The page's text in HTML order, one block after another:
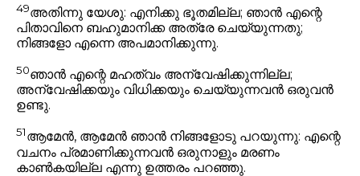
49അതിന്നു യേശു: എനിക്കു ഭൂതമില്ല; ഞാൻ എന്റെ
പിതാവിനെ ബഹുമാനിക്ക അത്രേ ചെയ്യുന്നതു;
നിങ്ങളോ എന്നെ അപമാനിക്കുന്നു.
50ഞാൻ എന്റെ മഹത്വം അന്വേഷിക്കുന്നില്ല;
അന്വേഷിക്കയും വിധിക്കയും ചെയ്യുന്നവൻ ഒരുവൻ
ഉണ്ടു.
51ആമേൻ, ആമേൻ ഞാൻ നിങ്ങളോടു പറയുന്നു: എന്റെ
വചനം പ്രമാണിക്കുന്നവൻ ഒരുനാളും മരണം
കാൺകയില്ല എന്നു ഉത്തരം പറഞ്ഞു.